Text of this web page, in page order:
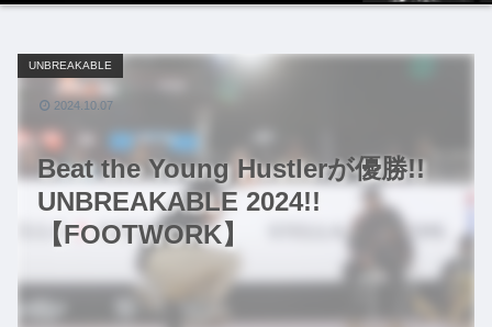
Beat the Young Hustlerが優勝!!
UNBREAKABLE 2024!!
【FOOTWORK】
UNBREAKABLE
2024.10.07